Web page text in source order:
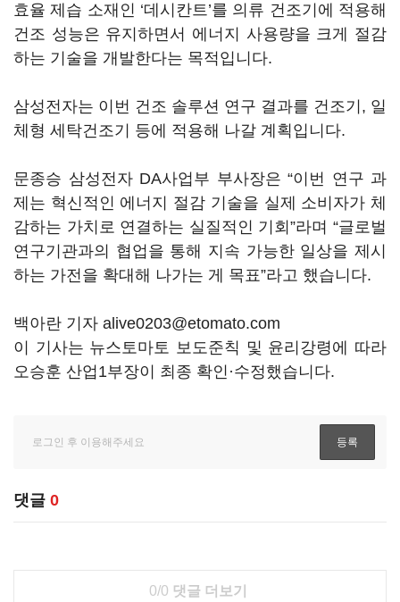
효율 제습 소재인 ‘데시칸트’를 의류 건조기에 적용해
건조 성능은 유지하면서 에너지 사용량을 크게 절감
하는 기술을 개발한다는 목적입니다.
삼성전자는 이번 건조 솔루션 연구 결과를 건조기, 일
체형 세탁건조기 등에 적용해 나갈 계획입니다.
문종승 삼성전자 DA사업부 부사장은 “이번 연구 과
제는 혁신적인 에너지 절감 기술을 실제 소비자가 체
감하는 가치로 연결하는 실질적인 기회”라며 “글로벌
연구기관과의 협업을 통해 지속 가능한 일상을 제시
하는 가전을 확대해 나가는 게 목표”라고 했습니다.
백아란 기자 alive0203@etomato.com
이 기사는 뉴스토마토 보도준칙 및 윤리강령에 따라
오승훈 산업1부장이 최종 확인·수정했습니다.
댓글 0
0/0 댓글 더보기